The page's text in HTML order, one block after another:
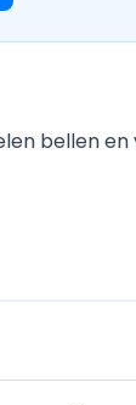
bellen en